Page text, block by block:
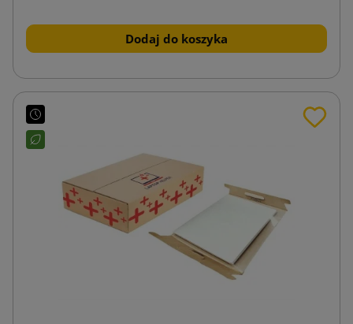
Dodaj do koszyka